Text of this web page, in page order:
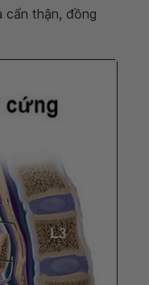
cẩn thận, đồng